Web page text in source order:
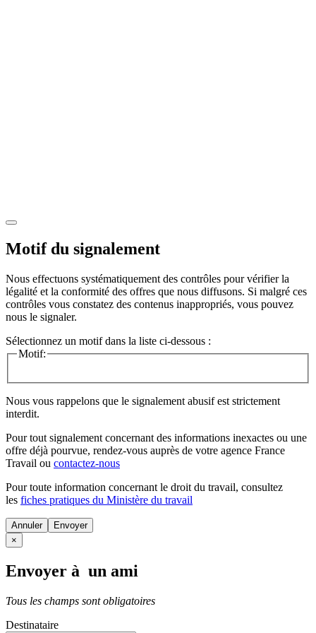
Motif du signalement
Nous effectuons systématiquement des contrôles pour vérifier la
légalité et la conformité des offres que nous diffusons. Si malgré ces
contrôles vous constatez des contenus inappropriés, vous pouvez
nous le signaler.
Sélectionnez un motif dans la liste ci-dessous :
Motif:
Nous vous rappelons que le signalement abusif est strictement
interdit.
Pour tout signalement concernant des informations inexactes ou une
offre déjà pourvue, rendez-vous auprès de votre agence France
Travail ou contactez-nous
Pour toute information concernant le droit du travail, consultez
les fiches pratiques du Ministère du travail
Annuler
×
Envoyer à un ami
Tous les champs sont obligatoires
Destinataire